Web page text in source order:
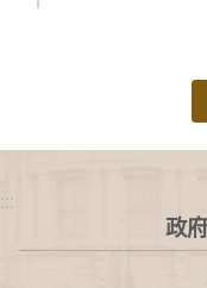
:::
政